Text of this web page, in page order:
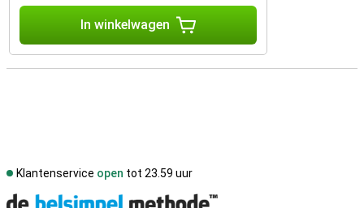
In winkelwagen
Klantenservice open tot 23.59 uur